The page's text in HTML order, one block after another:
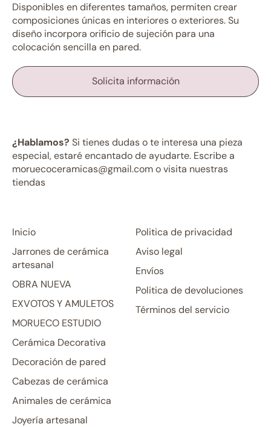
Disponibles en diferentes tamaños, permiten crear
composiciones únicas en interiores o exteriores. Su
diseño incorpora orificio de sujeción para una
colocación sencilla en pared.
Solicita información
¿Hablamos? Si tienes dudas o te interesa una pieza
especial, estaré encantado de ayudarte. Escribe a
moruecoceramicas@gmail.com o visita nuestras
tiendas
Inicio
Jarrones de cerámica
artesanal
OBRA NUEVA
EXVOTOS Y AMULETOS
MORUECO ESTUDIO
Cerámica Decorativa
Decoración de pared
Cabezas de cerámica
Animales de cerámica
Joyería artesanal
Politica de privacidad
Aviso legal
Envíos
Politica de devoluciones
Términos del servicio